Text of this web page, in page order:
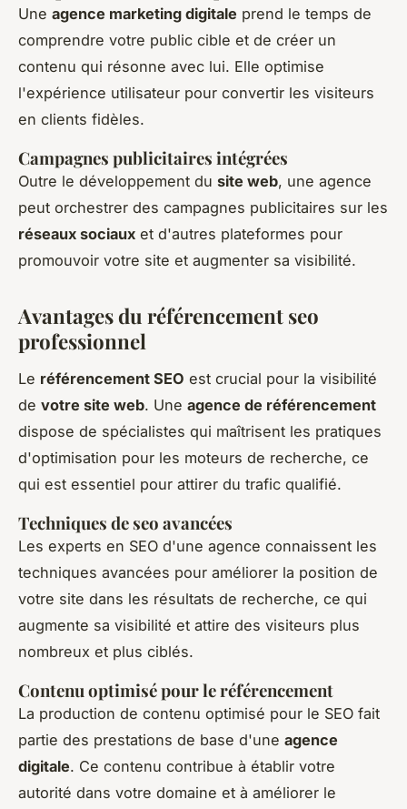
Une agence marketing digitale prend le temps de
comprendre votre public cible et de créer un
contenu qui résonne avec lui. Elle optimise
l'expérience utilisateur pour convertir les visiteurs
en clients fidèles.
Campagnes publicitaires intégrées
Outre le développement du site web, une agence
peut orchestrer des campagnes publicitaires sur les
réseaux sociaux et d'autres plateformes pour
promouvoir votre site et augmenter sa visibilité.
Avantages du référencement seo
professionnel
Le référencement SEO est crucial pour la visibilité
de votre site web. Une agence de référencement
dispose de spécialistes qui maîtrisent les pratiques
d'optimisation pour les moteurs de recherche, ce
qui est essentiel pour attirer du trafic qualifié.
Techniques de seo avancées
Les experts en SEO d'une agence connaissent les
techniques avancées pour améliorer la position de
votre site dans les résultats de recherche, ce qui
augmente sa visibilité et attire des visiteurs plus
nombreux et plus ciblés.
Contenu optimisé pour le référencement
La production de contenu optimisé pour le SEO fait
partie des prestations de base d'une agence
digitale. Ce contenu contribue à établir votre
autorité dans votre domaine et à améliorer le